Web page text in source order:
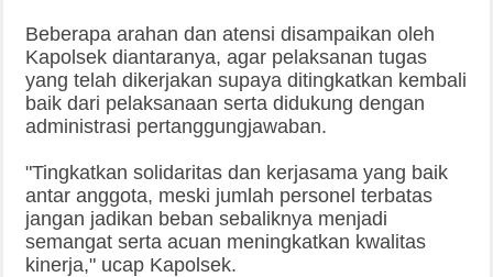
Beberapa arahan dan atensi disampaikan oleh
Kapolsek diantaranya, agar pelaksanan tugas
yang telah dikerjakan supaya ditingkatkan kembali
baik dari pelaksanaan serta didukung dengan
administrasi pertanggungjawaban.
"Tingkatkan solidaritas dan kerjasama yang baik
antar anggota, meski jumlah personel terbatas
jangan jadikan beban sebaliknya menjadi
semangat serta acuan meningkatkan kwalitas
kinerja," ucap Kapolsek.